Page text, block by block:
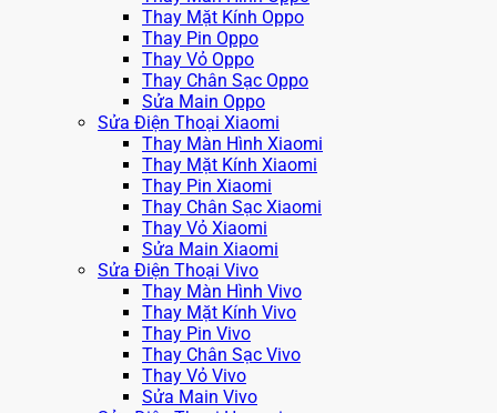
Thay Mặt Kính Oppo
Thay Pin Oppo
Thay Vỏ Oppo
Thay Chân Sạc Oppo
Sửa Main Oppo
Sửa Điện Thoại Xiaomi
Thay Màn Hình Xiaomi
Thay Mặt Kính Xiaomi
Thay Pin Xiaomi
Thay Chân Sạc Xiaomi
Thay Vỏ Xiaomi
Sửa Main Xiaomi
Sửa Điện Thoại Vivo
Thay Màn Hình Vivo
Thay Mặt Kính Vivo
Thay Pin Vivo
Thay Chân Sạc Vivo
Thay Vỏ Vivo
Sửa Main Vivo